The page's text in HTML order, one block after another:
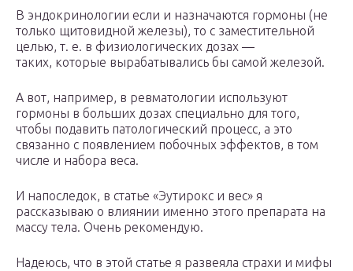
В эндокринологии если и назначаются гормоны (не
только щитовидной железы), то с заместительной
целью, т. е. в физиологических дозах —
таких, которые вырабатывались бы самой железой.
А вот, например, в ревматологии используют
гормоны в больших дозах специально для того,
чтобы подавить патологический процесс, а это
связанно с появлением побочных эффектов, в том
числе и набора веса.
И напоследок, в статье «Эутирокс и вес» я
рассказываю о влиянии именно этого препарата на
массу тела. Очень рекомендую.
Надеюсь, что в этой статье я развеяла страхи и мифы